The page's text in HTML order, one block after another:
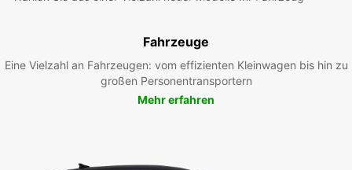
Fahrzeuge
Eine Vielzahl an Fahrzeugen: vom effizienten Kleinwagen bis hin zu
großen Personentransportern
Mehr erfahren